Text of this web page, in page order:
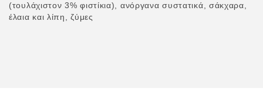
(τουλάχιστον 3% φιστίκια), ανόργανα συστατικά, σάκχαρα,
έλαια και λίπη, ζύμες